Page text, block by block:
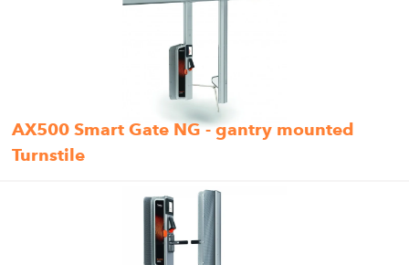
AX500 Smart Gate NG - gantry mounted
Turnstile